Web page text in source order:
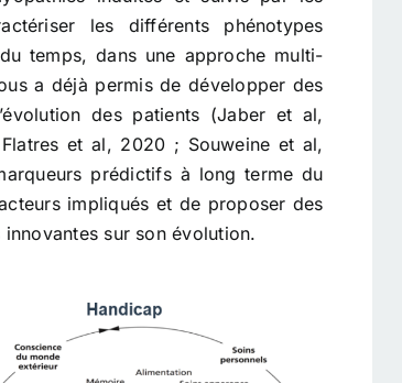
les différents phénotypes
temps, dans une approche multi-
a déjà permis de développer des
des patients (Jaber et al,
et al, 2020 ; Souweine et al,
prédictifs à long terme du
impliqués et de proposer des
sur son évolution.